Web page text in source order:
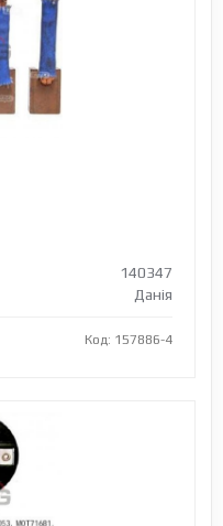
140347
Данія
Код: 157886-4